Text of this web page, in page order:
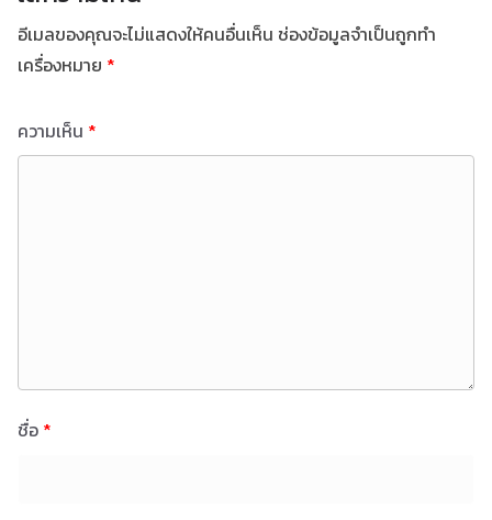
อีเมลของคุณจะไม่แสดงให้คนอื่นเห็น ช่องข้อมูลจำเป็นถูกทำ
เครื่องหมาย *
ความเห็น *
ชื่อ *